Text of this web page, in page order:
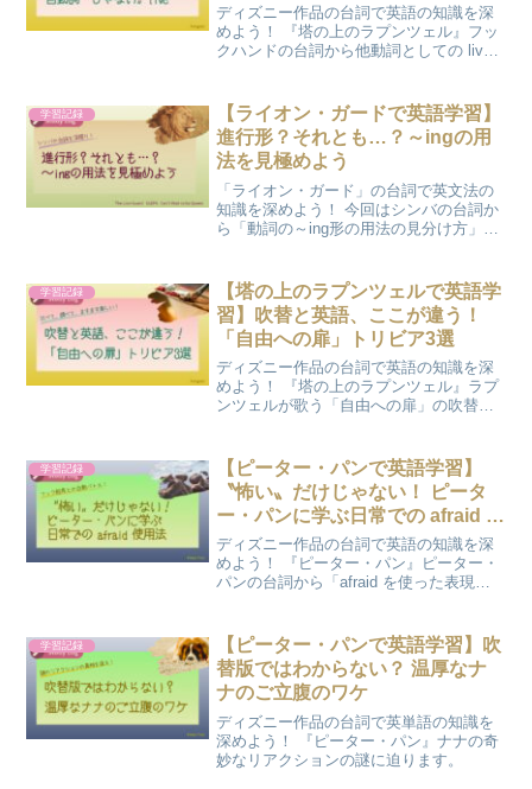
ディズニー作品の台詞で英語の知識を深
めよう！ 『塔の上のラプンツェル』フッ
クハンドの台詞から他動詞としての live
学習記録
【ライオン・ガードで英語学習】
進行形？それとも…？～ingの用
法を見極めよう
「ライオン・ガード」の台詞で英文法の
知識を深めよう！ 今回はシンバの台詞か
ら「動詞の～ing形の用法の見分け方」を
学習記録
【塔の上のラプンツェルで英語学
習】吹替と英語、ここが違う！
「自由への扉」トリビア3選
ディズニー作品の台詞で英語の知識を深
めよう！ 『塔の上のラプンツェル』ラプ
ンツェルが歌う「自由への扉」の吹替と
学習記録
【ピーター・パンで英語学習】
〝怖い〟だけじゃない！ ピータ
ー・パンに学ぶ日常での afraid 使
用法
ディズニー作品の台詞で英語の知識を深
めよう！ 『ピーター・パン』ピーター・
パンの台詞から「afraid を使った表現」
学習記録
【ピーター・パンで英語学習】吹
替版ではわからない？ 温厚なナ
ナのご立腹のワケ
ディズニー作品の台詞で英単語の知識を
深めよう！ 『ピーター・パン』ナナの奇
妙なリアクションの謎に迫ります。